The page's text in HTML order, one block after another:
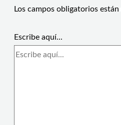
Los campos obligatorios
Escribe aquí...